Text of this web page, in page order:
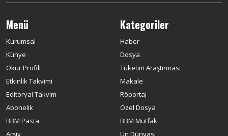
Menü
Kurumsal
Künye
Okur Profili
Etkinlik Takvimi
Editoryal Takvim
Abonelik
BBM Pasta
Arşiv
Kategoriler
Haber
Dosya
Tüketim Araştırması
Makale
Röportaj
Özel Dosya
BBM Mutfak
Un Dünyası